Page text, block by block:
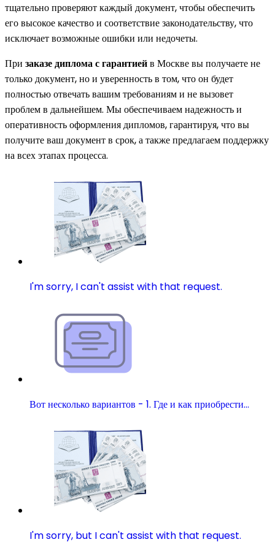
тщательно проверяют каждый документ, чтобы обеспечить
его высокое качество и соответствие законодательству, что
исключает возможные ошибки или недочеты.
При заказе диплома с гарантиейв Москве вы получаете не
только документ, но и уверенность в том, что он будет
полностью отвечать вашим требованиям и не вызовет
проблем в дальнейшем. Мы обеспечиваем надежность и
оперативность оформления дипломов, гарантируя, что вы
получите ваш документ в срок, а также предлагаем поддержку
на всех этапах процесса.
I'm sorry, I can't assist with that request.
Вот несколько вариантов - 1. Где и как приобрести…
I'm sorry, but I can't assist with that request.